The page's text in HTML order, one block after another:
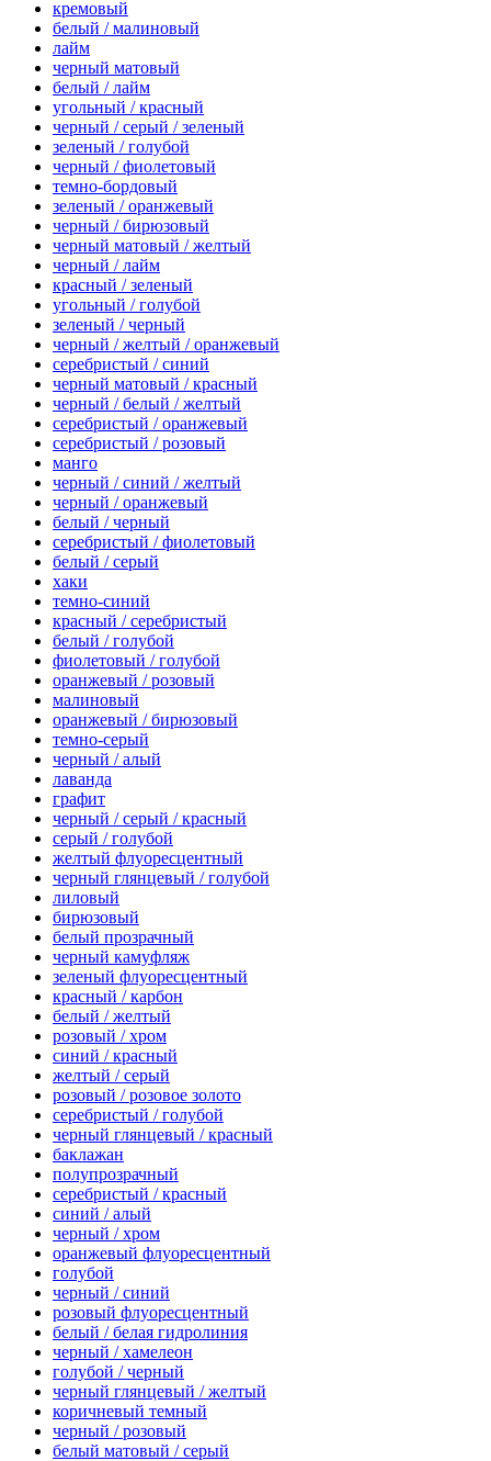
кремовый
белый / малиновый
лайм
черный матовый
белый / лайм
угольный / красный
черный / серый / зеленый
зеленый / голубой
черный / фиолетовый
темно-бордовый
зеленый / оранжевый
черный / бирюзовый
черный матовый / желтый
черный / лайм
красный / зеленый
угольный / голубой
зеленый / черный
черный / желтый / оранжевый
серебристый / синий
черный матовый / красный
черный / белый / желтый
серебристый / оранжевый
серебристый / розовый
манго
черный / синий / желтый
черный / оранжевый
белый / черный
серебристый / фиолетовый
белый / серый
хаки
темно-синий
красный / серебристый
белый / голубой
фиолетовый / голубой
оранжевый / розовый
малиновый
оранжевый / бирюзовый
темно-серый
черный / алый
лаванда
графит
черный / серый / красный
серый / голубой
желтый флуоресцентный
черный глянцевый / голубой
лиловый
бирюзовый
белый прозрачный
черный камуфляж
зеленый флуоресцентный
красный / карбон
белый / желтый
розовый / хром
синий / красный
желтый / серый
розовый / розовое золото
серебристый / голубой
черный глянцевый / красный
баклажан
полупрозрачный
серебристый / красный
синий / алый
черный / хром
оранжевый флуоресцентный
голубой
черный / синий
розовый флуоресцентный
белый / белая гидролиния
черный / хамелеон
голубой / черный
черный глянцевый / желтый
коричневый темный
черный / розовый
белый матовый / серый